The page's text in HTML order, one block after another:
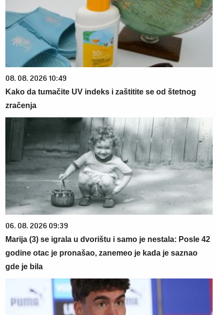
08. 08. 2026 10:49
Kako da tumačite UV indeks i zaštitite se od štetnog
zračenja
06. 08. 2026 09:39
Marija (3) se igrala u dvorištu i samo je nestala: Posle 42
godine otac je pronašao, zanemeo je kada je saznao
gde je bila